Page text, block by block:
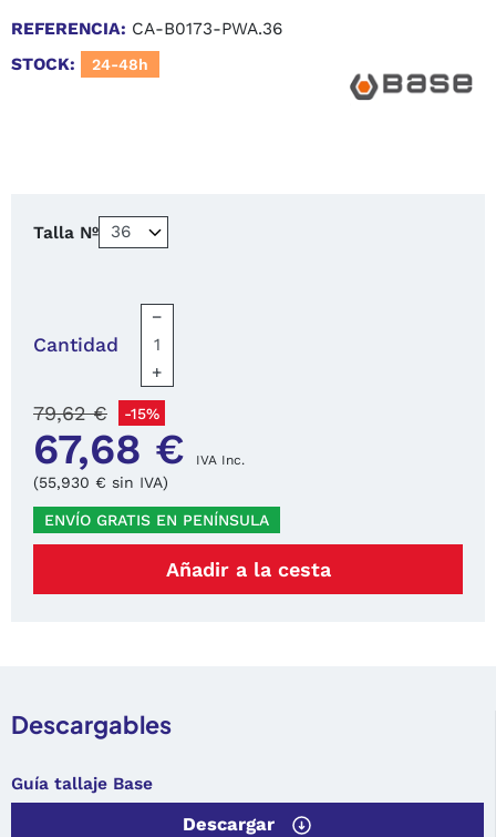
REFERENCIA: CA-B0173-PWA.36
STOCK:
24-48h
Talla Nº
Cantidad
−
+
67,68 € IVA Inc.
79,62 € -15%
(55,930 € sin IVA)
ENVÍO GRATIS EN PENÍNSULA
Añadir a la cesta
Descargables
Guía tallaje Base
Descargar